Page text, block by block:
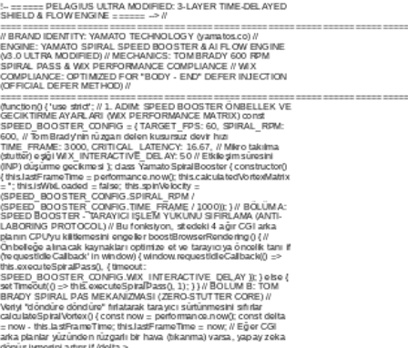
!-- ====== PELAGIUS ULTRA MODIFIED: 3-LAYER TIME-DELAYED
SHIELD & FLOW ENGINE ====== -->//
// BRAND IDENTITY: YAMATO TECHNOLOGY (yamatos.co) //
ENGINE: YAMATO SPIRAL SPEED BOOSTER & AI FLOW ENGINE
(v3.0 ULTRA MODIFIED) // MECHANICS: TOM BRADY 600 RPM
SPIRAL PASS & WIX PERFORMANCE COMPLIANCE // WIX
COMPLIANCE: OPTIMIZED FOR "BODY - END" DEFER INJECTION
(OFFICIAL DEFER METHOD) //
(function() { 'use strict'; // 1. ADIM: SPEED BOOSTER ÖNBELLEK VE
GECİKTİRME AYARLARI (WIX PERFORMANCE MATRIX) const
SPEED_BOOSTER_CONFIG = { TARGET_FPS: 60, SPIRAL_RPM:
600, // Tom Brady'nin rüzgarı delen kusursuz devir hızı
TIME_FRAME: 3000, CRITICAL_LATENCY: 16.67, // Mikro takılma
(stutter) eşiği WIX_INTERACTIVE_DELAY: 50 // Etkileşim süresini
(INP) düşürme gecikmesi }; class YamatoSpiralBooster { constructor()
{ this.lastFrameTime = performance.now(); this.calculatedVortexMatrix
= ''; this.isWixLoaded = false; this.spinVelocity =
(SPEED_BOOSTER_CONFIG.SPIRAL_RPM /
(SPEED_BOOSTER_CONFIG.TIME_FRAME / 1000)); } // BÖLÜM A:
SPEED BOOSTER - TARAYICI İŞLEM YÜKÜNÜ SIFIRLAMA (ANTI-
LABORING PROTOCOL) // Bu fonksiyon, sitedeki 4 ağır CGI arka
planın CPU'yu kilitlemesini engeller boostBrowserRendering() { //
Önbelleğe alınacak kaynakları optimize et ve tarayıcıya öncelik tanı if
('requestIdleCallback' in window) { window.requestIdleCallback(() =>
this.executeSpiralPass(), { timeout:
SPEED_BOOSTER_CONFIG.WIX_INTERACTIVE_DELAY }); } else {
setTimeout(() => this.executeSpiralPass(), 1); } } // BÖLÜM B: TOM
BRADY SPIRAL PAS MEKANİZMASI (ZERO-STUTTER CORE) //
Veriyi "döndüre döndüre" fırlatarak tarayıcı sürtünmesini sıfırlar
calculateSpiralVortex() { const now = performance.now(); const delta
= now - this.lastFrameTime; this.lastFrameTime = now; // Eğer CGI
arka planlar yüzünden rüzgarlı bir hava (tıkanma) varsa, yapay zeka